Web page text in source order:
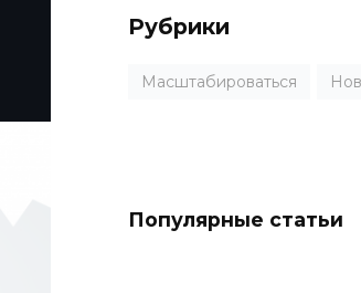
Рубрики
Масштабироваться
Популярные статьи